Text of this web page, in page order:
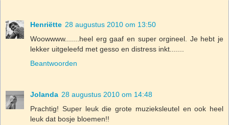
Henriëtte 28 augustus 2010 om 13:50
Woowwww.......heel erg gaaf en super orgineel. Je hebt je
lekker uitgeleefd met gesso en distress inkt.......
Beantwoorden
Jolanda 28 augustus 2010 om 14:48
Prachtig! Super leuk die grote muzieksleutel en ook heel
leuk dat bosje bloemen!!